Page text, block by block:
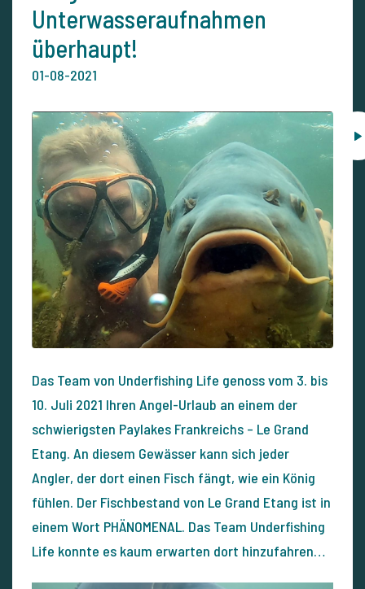
Unterwasseraufnahmen
überhaupt!
01-08-2021
Das Team von Underfishing Life genoss vom 3. bis
10. Juli 2021 Ihren Angel-Urlaub an einem der
schwierigsten Paylakes Frankreichs – Le Grand
Etang. An diesem Gewässer kann sich jeder
Angler, der dort einen Fisch fängt, wie ein König
fühlen. Der Fischbestand von Le Grand Etang ist in
einem Wort PHÄNOMENAL. Das Team Underfishing
Life konnte es kaum erwarten dort hinzufahren…